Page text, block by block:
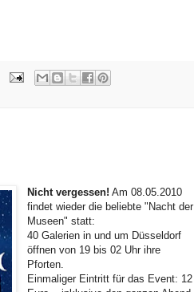
Nicht vergessen! Am 08.05.2010
findet wieder die beliebte "Nacht der
Museen" statt:
40 Galerien in und um Düsseldorf
öffnen von 19 bis 02 Uhr ihre
Pforten.
Einmaliger Eintritt für das Event: 12